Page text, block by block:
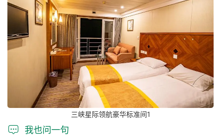
三峡星际领航豪华标准间1
 我也问一句